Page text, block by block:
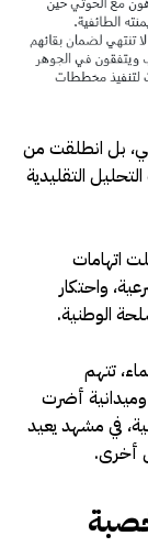
بل انطلقت من
التقليدية
اتهامات
واحتكار
الوطنية.
تتهم
أضرت
في مشهد يعيد
أخرى.